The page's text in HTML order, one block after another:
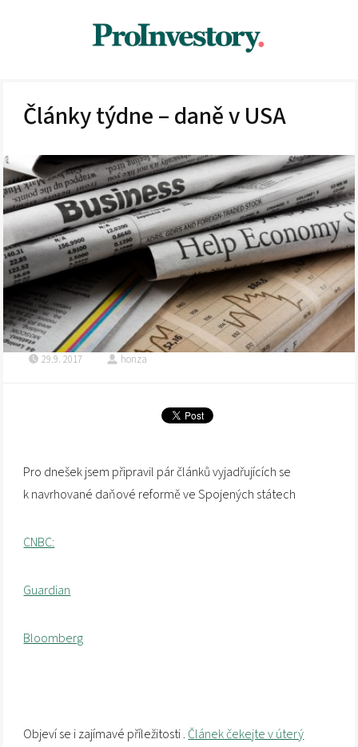
Články týdne – daně v USA
29.9. 2017 honza
Pro dnešek jsem připravil pár článků vyjadřujících se
k navrhované daňové reformě ve Spojených státech
CNBC:
Guardian
Bloomberg
Objeví se i zajímavé příležitosti .Článek čekejte v úterý